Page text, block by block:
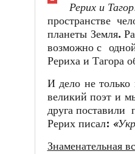
Рерих и
пространстве
планеты Земля.
возможно с
Рериха и Тагора
И дело не только
великий поэт и
друга поставили
Рерих писал:
Знаменательная